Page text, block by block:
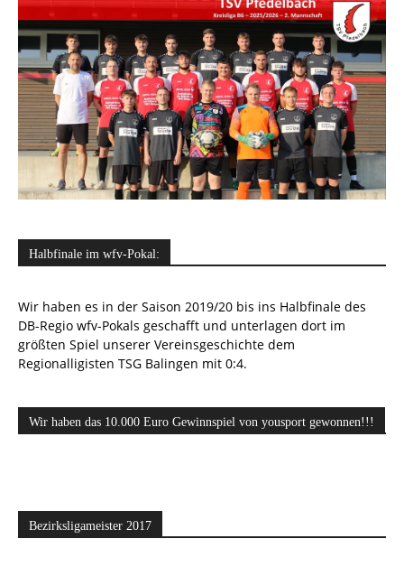
Halbfinale im wfv-Pokal:
Wir haben es in der Saison 2019/20 bis ins Halbfinale des
DB-Regio wfv-Pokals geschafft und unterlagen dort im
größten Spiel unserer Vereinsgeschichte dem
Regionalligisten TSG Balingen mit 0:4.
Wir haben das 10.000 Euro Gewinnspiel von yousport gewonnen!!!
Bezirksligameister 2017